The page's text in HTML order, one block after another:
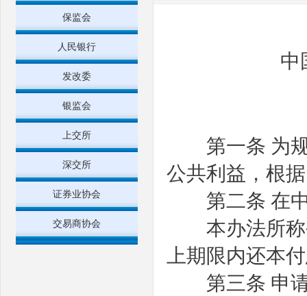
保监会
人民银行
发改委
银监会
上交所
深交所
证券业协会
交易商协会
中
第一条 为
公共利益，根
第二条 在
本办法所称
上期限内还本
第三条 申